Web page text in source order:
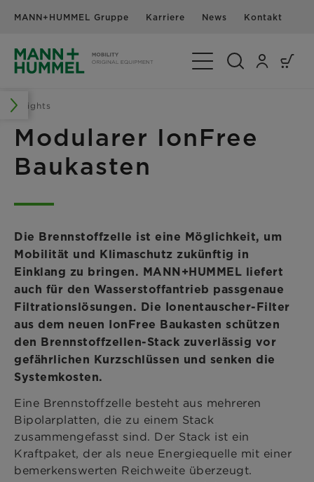
MANN+HUMMEL Gruppe Karriere News Kontakt
Navigation
Insights
Modularer IonFree
Baukasten
Die Brennstoffzelle ist eine Möglichkeit, um
Mobilität und Klimaschutz zukünftig in
Einklang zu bringen. MANN+HUMMEL liefert
auch für den Wasserstoffantrieb passgenaue
Filtrationslösungen. Die Ionentauscher-Filter
aus dem neuen IonFree Baukasten schützen
den Brennstoffzellen-Stack zuverlässig vor
gefährlichen Kurzschlüssen und senken die
Systemkosten.
Eine Brennstoffzelle besteht aus mehreren
Bipolarplatten, die zu einem Stack
zusammengefasst sind. Der Stack ist ein
Kraftpaket, der als neue Energiequelle mit einer
bemerkenswerten Reichweite überzeugt.